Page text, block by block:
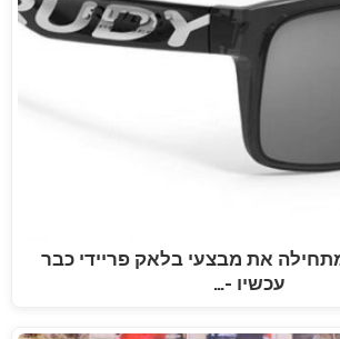
את מבצעי בלאק פריידי כבר
עכשיו -…